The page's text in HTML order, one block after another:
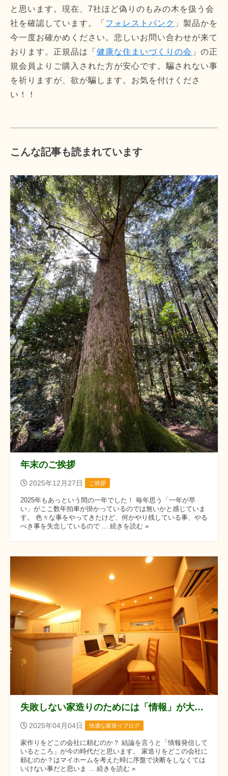
と思います。現在、7社ほど偽りのもみの木を扱う会
社を確認しています。「 フォレストバンク 」製品かを
今一度お確かめください。悲しいお問い合わせが来て
おります。正規品は「 健康な住まいづくりの会 」の正
規会員よりご購入された方が安心です。騙されない事
を祈りますが、欲が騙します。お気を付けくださ
い！！
こんな記事も読まれています
年末のご挨拶
2025年12月27日 ご挨拶
2025年もあっという間の一年でした！ 毎年思う「一年が早
い」がここ数年拍車が掛かっているのでは無いかと感じていま
す。 色々な事をやってきたけど、何かやり残している事、やる
べき事を失念しているので ... 続きを読む »
失敗しない家造りのためには「情報」が大事です。
2025年04月04日 快適な家造りブログ
家作りをどこの会社に頼むのか？ 結論を言うと「情報発信して
いるところ」が今の時代だと思います。 家造りをどこの会社に
頼むのか？はマイホームを考えた時に序盤で決断をしなくては
いけない事だと思いま ... 続きを読む »